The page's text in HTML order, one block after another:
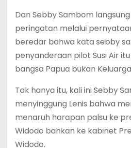
Dan Sebby Sambom
peringatan melalui
beredar bahwa kata sebby
penyanderaan pilot Susi Air
bangsa Papua bukan
Tak hanya itu, kali ini Sebby
menyinggung Lenis bahwa
menaruh harapan palsu ke
Widodo bahkan ke kabinet
Widodo.